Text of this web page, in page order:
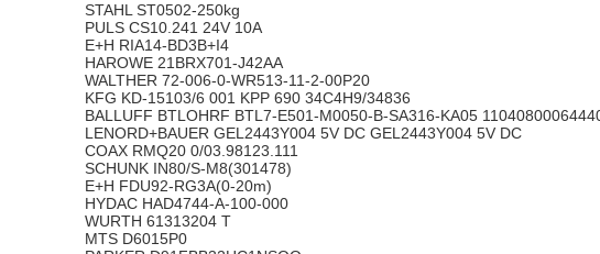
STAHL ST0502-250kg
PULS CS10.241 24V 10A
E+H RIA14-BD3B+I4
HAROWE 21BRX701-J42AA
WALTHER 72-006-0-WR513-11-2-00P20
KFG KD-15103/6 001 KPP 690 34C4H9/34836
BALLUFF BTLOHRF BTL7-E501-M0050-B-SA316-KA05
LENORD+BAUER GEL2443Y004 5V DC GEL2443Y004 5V DC
COAX RMQ20 0/03.98123.111
SCHUNK IN80/S-M8(301478)
E+H FDU92-RG3A(0-20m)
HYDAC HAD4744-A-100-000
WURTH 61313204 T
MTS D6015P0